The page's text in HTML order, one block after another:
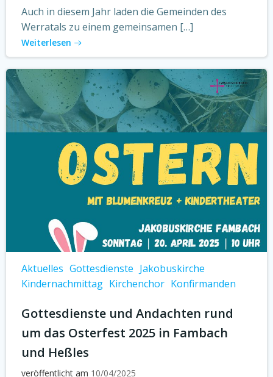
Auch in diesem Jahr laden die Gemeinden des
Werratals zu einem gemeinsamen […]
Weiterlesen
Aktuelles Gottesdienste Jakobuskirche
Kindernachmittag Kirchenchor Konfirmanden
Gottesdienste und Andachten rund
um das Osterfest 2025 in Fambach
und Heßles
veröffentlicht am 10/04/2025